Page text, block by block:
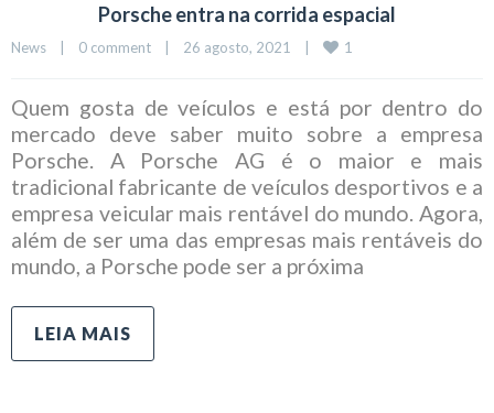
Porsche entra na corrida espacial
News 0 comment 26 agosto, 2021 1
Quem gosta de veículos e está por dentro do
mercado deve saber muito sobre a empresa
Porsche. A Porsche AG é o maior e mais
tradicional fabricante de veículos desportivos e a
empresa veicular mais rentável do mundo. Agora,
além de ser uma das empresas mais rentáveis do
mundo, a Porsche pode ser a próxima
LEIA MAIS